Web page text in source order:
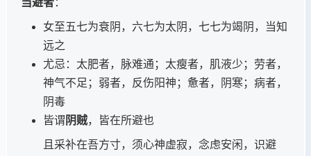
当避者：
女至五七为衰阴，六七为太阴，七七为竭阴，当知
远之
尤忌：太肥者，脉难通；太瘦者，肌液少；劳者，
神气不足；弱者，反伤阳神；惫者，阴寒；病者，
阴毒
皆谓 阴贼，皆在所避也
且采补在吾方寸，须心神虚寂，念虑安闲，识避